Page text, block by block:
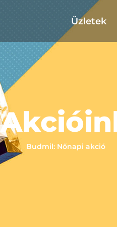
Üzletek
Budmil: Nőnapi akció